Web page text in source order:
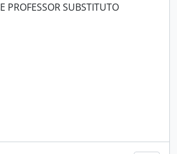
PROFESSOR SUBSTITUTO